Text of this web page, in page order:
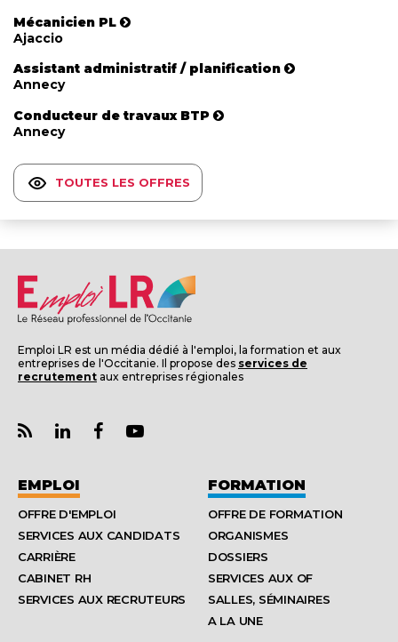
Mécanicien PL
Ajaccio
Assistant administratif / planification
Annecy
Conducteur de travaux BTP
Annecy
TOUTES LES OFFRES
Emploi LR est un média dédié à l'emploi, la formation et aux
entreprises de l'Occitanie. Il propose des services de
recrutement aux entreprises régionales
EMPLOI
OFFRE D'EMPLOI
SERVICES AUX CANDIDATS
CARRIÈRE
CABINET RH
SERVICES AUX RECRUTEURS
FORMATION
OFFRE DE FORMATION
ORGANISMES
DOSSIERS
SERVICES AUX OF
SALLES, SÉMINAIRES
A LA UNE